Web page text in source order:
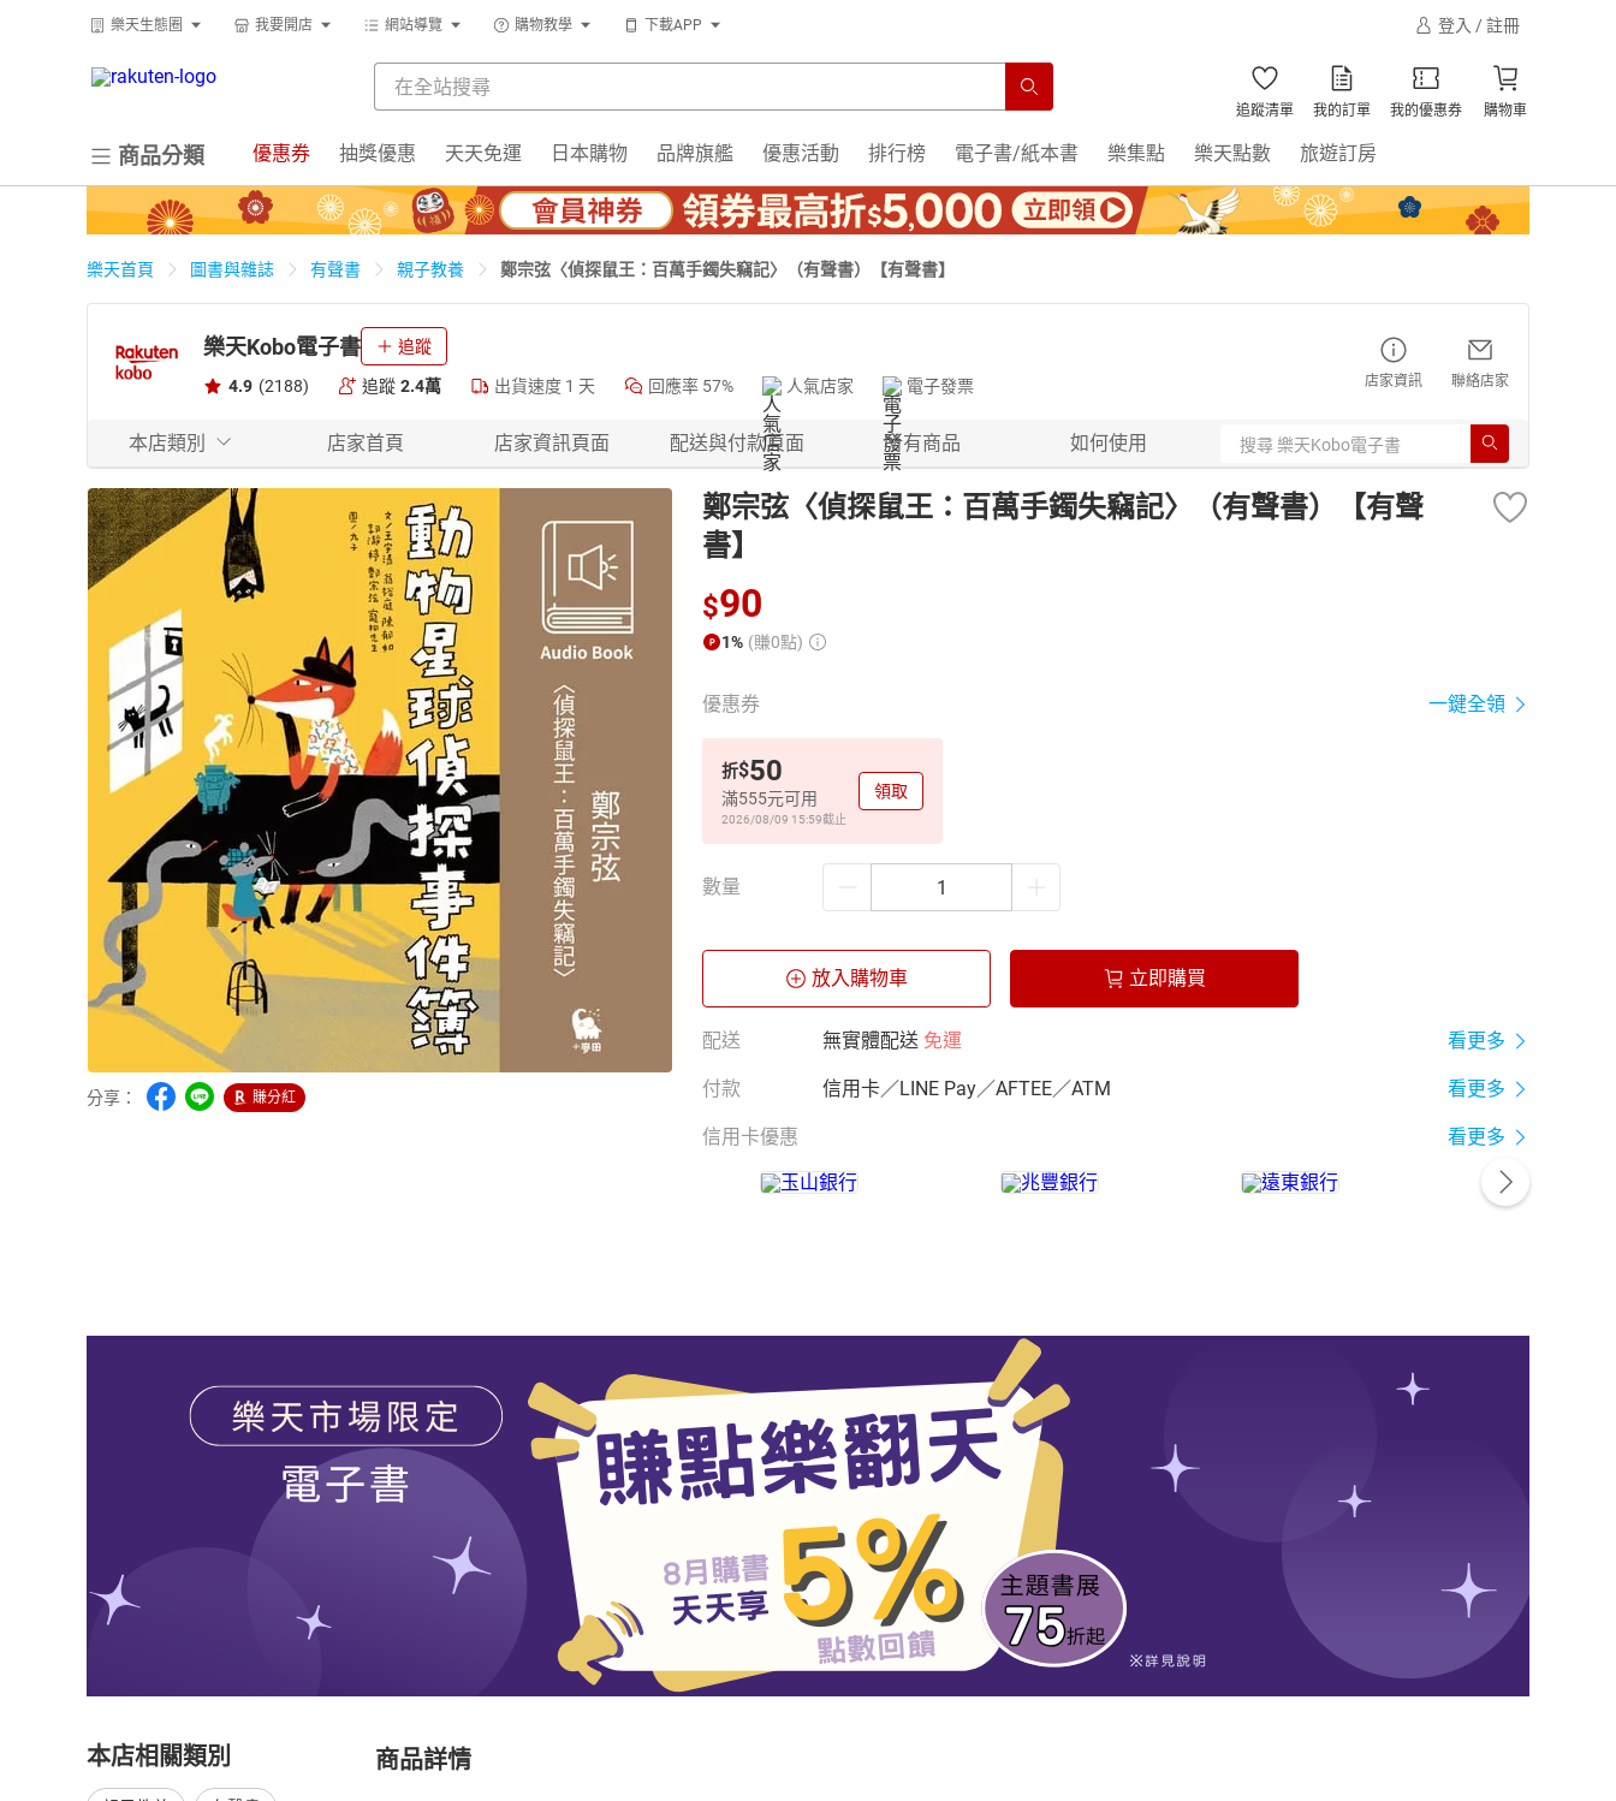
樂天生態圈 我要開店 網站導覽 購物教學 下載APP 登入 / 註冊
追蹤清單 我的訂單 我的優惠券 購物車
商品分類 優惠券 抽獎優惠 天天免運 日本購物 品牌旗艦 優惠活動 排行榜 電子書/紙本書 樂集點 樂天點數 旅遊訂房
樂天首頁 圖書與雜誌 有聲書 親子教養 鄭宗弦〈偵探鼠王：百萬手鐲失竊記〉（有聲書）【有聲書】
樂天Kobo電子書 追蹤
4.9 (2188) 追蹤 2.4萬 出貨速度 1 天 回應率 57% 人氣店家 電子發票 店家資訊 聯絡店家
本店類別 店家首頁 店家資訊頁面 配送與付款頁面 所有商品 如何使用
分享： 賺分紅
鄭宗弦〈偵探鼠王：百萬手鐲失竊記〉（有聲書）【有聲
書】
$90
1% (賺0點)
優惠券 一鍵全領
折$50
滿555元可用
2026/08/09 15:59截止
領取
數量
放入購物車 立即購買
配送 無實體配送 免運 看更多
付款 信用卡／LINE Pay／AFTEE／ATM 看更多
信用卡優惠 看更多
本店相關類別 商品詳情